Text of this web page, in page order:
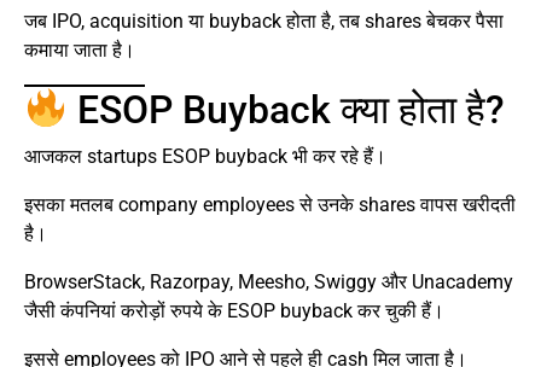
जब IPO, acquisition या buyback होता है, तब shares बेचकर पैसा
कमाया जाता है।
ESOP Buyback क्या होता है?
आजकल startups ESOP buyback भी कर रहे हैं।
इसका मतलब company employees से उनके shares वापस खरीदती
है।
BrowserStack, Razorpay, Meesho, Swiggy और Unacademy
जैसी कंपनियां करोड़ों रुपये के ESOP buyback कर चुकी हैं।
इससे employees को IPO आने से पहले ही cash मिल जाता है।